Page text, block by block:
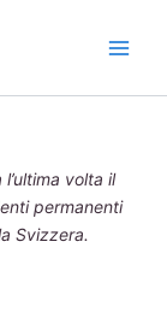
volta il
permanenti
Svizzera.